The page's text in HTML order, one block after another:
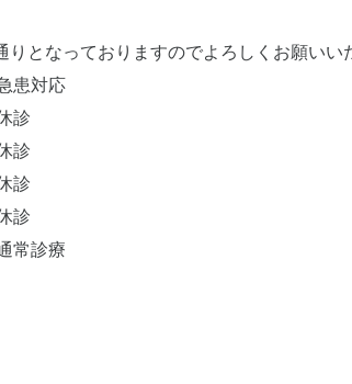
ホワイトニング
となっておりますのでよろしくお願いい
患対応
診
診
診
診
常診療